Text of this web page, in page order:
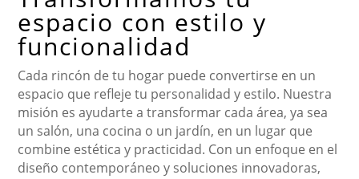
espacio con estilo y
funcionalidad
Cada rincón de tu hogar puede convertirse en un
espacio que refleje tu personalidad y estilo. Nuestra
misión es ayudarte a transformar cada área, ya sea
un salón, una cocina o un jardín, en un lugar que
combine estética y practicidad. Con un enfoque en el
diseño contemporáneo y soluciones innovadoras,